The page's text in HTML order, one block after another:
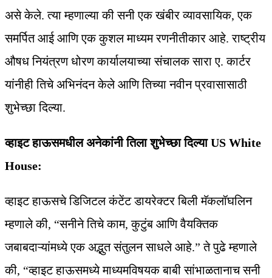
असे केले. त्या म्हणाल्या की सनी एक खंबीर व्यावसायिक, एक
समर्पित आई आणि एक कुशल माध्यम रणनीतीकार आहे. राष्ट्रीय
औषध नियंत्रण धोरण कार्यालयाच्या संचालक सारा ए. कार्टर
यांनीही तिचे अभिनंदन केले आणि तिच्या नवीन प्रवासासाठी
शुभेच्छा दिल्या.
व्हाइट हाऊसमधील अनेकांनी तिला शुभेच्छा दिल्या US White
House:
व्हाइट हाऊसचे डिजिटल कंटेंट डायरेक्टर बिली मॅकलॉघलिन
म्हणाले की, “सनीने तिचे काम, कुटुंब आणि वैयक्तिक
जबाबदाऱ्यांमध्ये एक अद्भुत संतुलन साधले आहे.” ते पुढे म्हणाले
की, “व्हाइट हाऊसमध्ये माध्यमविषयक बाबी सांभाळतानाच सनी